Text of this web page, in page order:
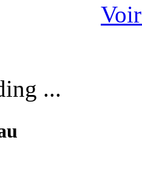
...